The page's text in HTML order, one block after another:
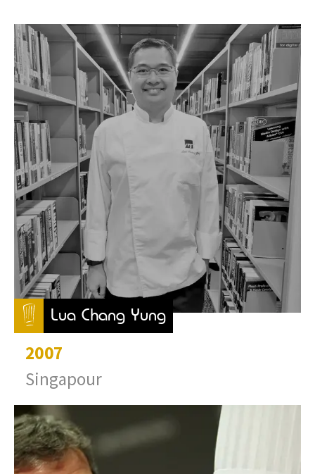
Lua Chang Yung
2007
Singapour